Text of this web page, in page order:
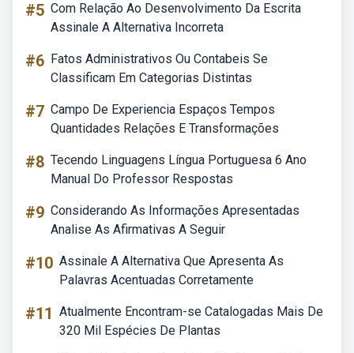
#5 Com Relação Ao Desenvolvimento Da Escrita
Assinale A Alternativa Incorreta
#6 Fatos Administrativos Ou Contabeis Se
Classificam Em Categorias Distintas
#7 Campo De Experiencia Espaços Tempos
Quantidades Relações E Transformações
#8 Tecendo Linguagens Língua Portuguesa 6 Ano
Manual Do Professor Respostas
#9 Considerando As Informações Apresentadas
Analise As Afirmativas A Seguir
#10 Assinale A Alternativa Que Apresenta As
Palavras Acentuadas Corretamente
#11 Atualmente Encontram-se Catalogadas Mais De
320 Mil Espécies De Plantas